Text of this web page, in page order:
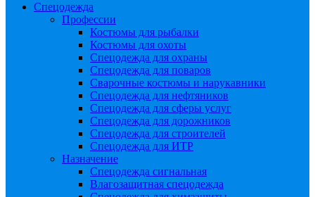
Спецодежда
Профессии
Костюмы для рыбалки
Костюмы для охоты
Спецодежда для охраны
Спецодежда для поваров
Сварочные костюмы и нарукавники
Спецодежда для нефтяников
Спецодежда для сферы услуг
Спецодежда для дорожников
Спецодежда для строителей
Спецодежда для ИТР
Назначение
Спецодежда сигнальная
Влагозащитная спецодежда